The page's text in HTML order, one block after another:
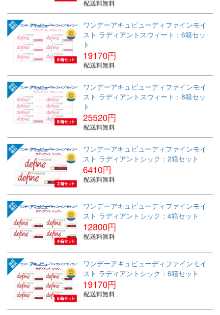
ワンデーアキュビューディファインモイ
スト ラディアントスウィート：6箱セッ
ト
19170円
ワンデーアキュビューディファインモイ
スト ラディアントスウィート：8箱セッ
ト
25520円
ワンデーアキュビューディファインモイ
スト ラディアントシック：2箱セット
6410円
ワンデーアキュビューディファインモイ
スト ラディアントシック：4箱セット
12800円
ワンデーアキュビューディファインモイ
スト ラディアントシック：6箱セット
19170円